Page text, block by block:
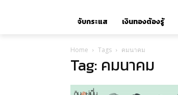
จับกระแส เงินทองต้องรู้
Home Tags คมนาคม
Tag: คมนาคม